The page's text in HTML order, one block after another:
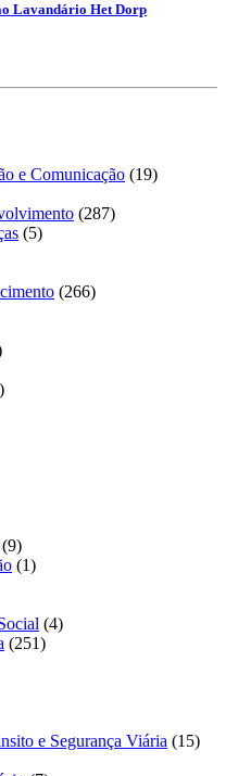
Lavandário Het Dorp
e Comunicação (19)
(287)
(5)
(266)
(9)
(1)
(4)
(251)
e Segurança Viária (15)